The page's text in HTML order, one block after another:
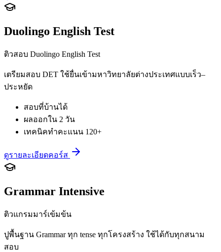
Duolingo English Test
ติวสอบ Duolingo English Test
เตรียมสอบ DET ใช้ยื่นเข้ามหาวิทยาลัยต่างประเทศแบบเร็ว–
ประหยัด
สอบที่บ้านได้
ผลออกใน 2 วัน
เทคนิคทำคะแนน 120+
ดูรายละเอียดคอร์ส
Grammar Intensive
ติวแกรมมาร์เข้มข้น
ปูพื้นฐาน Grammar ทุก tense ทุกโครงสร้าง ใช้ได้กับทุกสนาม
สอบ